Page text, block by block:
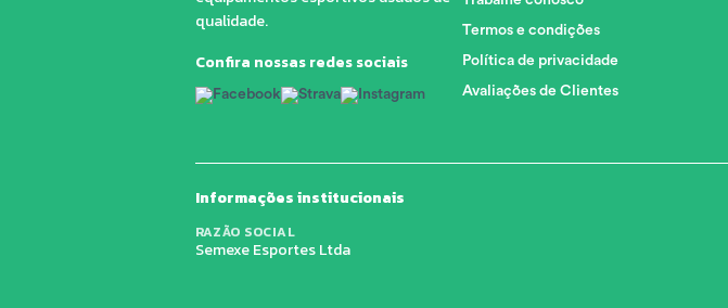
qualidade.
Confira nossas redes sociais
Termos e condições
Política de privacidade
Avaliações de Clientes
Informações institucionais
RAZÃO SOCIAL
Semexe Esportes Ltda